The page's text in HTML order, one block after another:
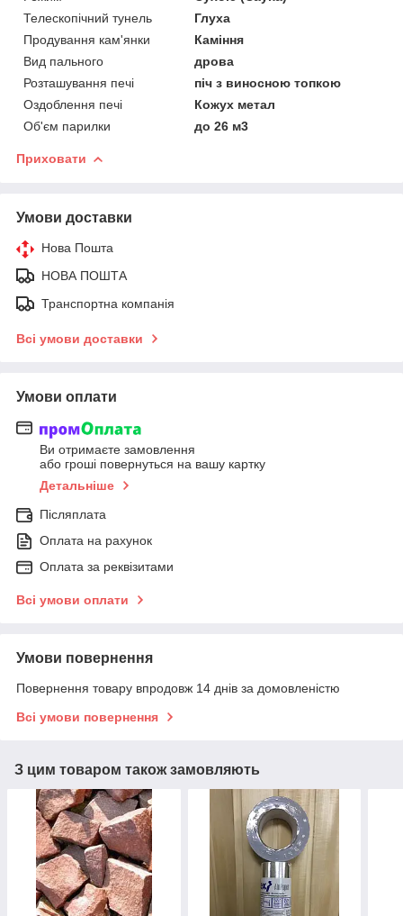
Телескопічний тунель
Глуха
Продування кам'янки
Каміння
Вид пального
дрова
Розташування печі
піч з виносною топкою
Оздоблення печі
Кожух метал
Об'єм парилки
до 26 м3
Приховати
Умови доставки
Нова Пошта
НОВА ПОШТА
Транспортна компанія
Всі умови доставки
Умови оплати
Ви отримаєте замовлення
або гроші повернуться на вашу картку
Детальніше
Післяплата
Оплата на рахунок
Оплата за реквізитами
Всі умови оплати
Умови повернення
Повернення товару впродовж 14 днів за домовленістю
Всі умови повернення
З цим товаром також замовляють